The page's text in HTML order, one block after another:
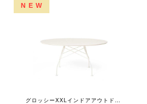
NEW
グロッシーXXLインドアアウトドア150R